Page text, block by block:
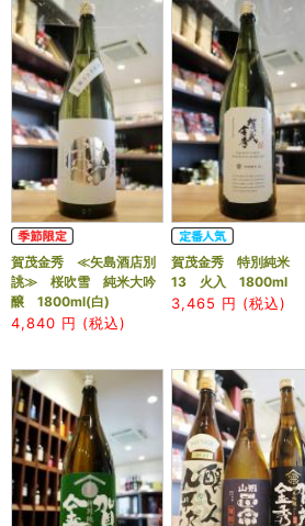
賀茂金秀 ≪矢島酒店別
誂≫ 桜吹雪 純米大吟
醸 1800ml(白)
4,840 円 (税込)
賀茂金秀 特別純米
13 火入 1800ml
3,465 円 (税込)